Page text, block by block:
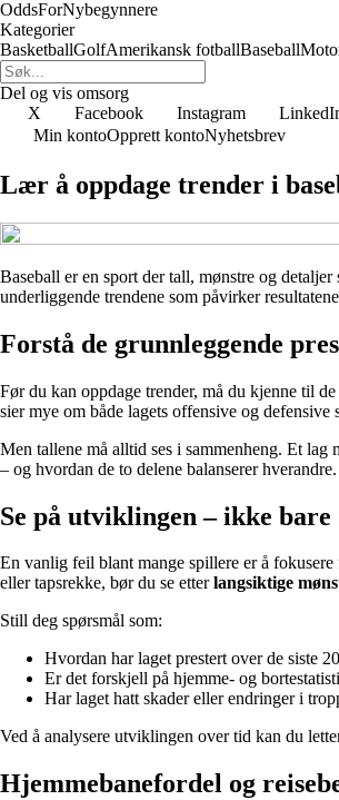
OddsForNybegynnere
Kategorier
BasketballGolfAmerikansk fotballBaseball
Del og vis omsorg
X
Facebook Instagram
Min kontoOpprett kontoNyhetsbrev
Lær å oppdage trender i
Baseball er en sport der tall, mønstre og
underliggende trendene som påvirker
Forstå de grunnleggende
Før du kan oppdage trender, må du kjenne til
sier mye om både lagets offensive og defensive
Men tallene må alltid ses i sammenheng. Et
– og hvordan de to delene balanserer hverandre.
Se på utviklingen – ikke
En vanlig feil blant mange spillere er å
eller tapsrekke, bør du se etterlangsiktige
Still deg spørsmål som:
Hvordan har laget prestert over de siste
Er det forskjell på hjemme- og
Har laget hatt skader eller endringer i
Ved å analysere utviklingen over tid kan du
Hjemmebanefordel og